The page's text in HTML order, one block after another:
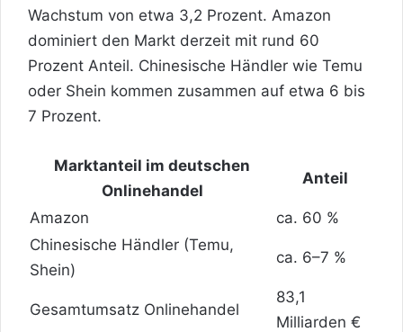
Wachstum von etwa 3,2 Prozent. Amazon
dominiert den Markt derzeit mit rund 60
Prozent Anteil. Chinesische Händler wie Temu
oder Shein kommen zusammen auf etwa 6 bis
7 Prozent.
Marktanteil im deutschen
Onlinehandel
Anteil
Amazon
ca. 60 %
Chinesische Händler (Temu,
Shein)
ca. 6–7 %
Gesamtumsatz Onlinehandel
83,1
Milliarden €